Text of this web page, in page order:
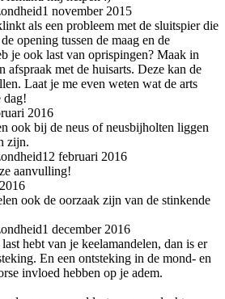
1 november 2015
als een probleem met de sluitspier die
opening tussen de maag en de
je ook last van oprispingen? Maak in
afspraak met de huisarts. Deze kan de
Laat je me even weten wat de arts
dag!
2016
ook bij de neus of neusbijholten liggen
zijn.
12 februari 2016
aanvulling!
ook de oorzaak zijn van de stinkende
1 december 2016
hebt van je keelamandelen, dan is er
En een ontsteking in de mond- en
invloed hebben op je adem.